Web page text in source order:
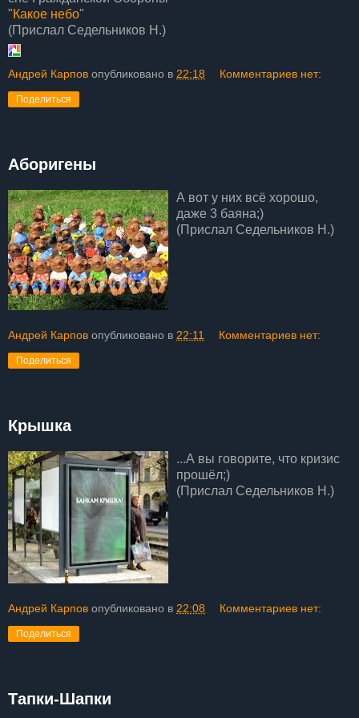
"Какое небо"
(Прислал Седельников Н.)
Андрей Карпов опубликовано в 22:18 Комментариев нет:
Поделиться
Аборигены
А вот у них всё хорошо,
даже 3 баяна;)
(Прислал Седельников Н.)
Андрей Карпов опубликовано в 22:11 Комментариев нет:
Поделиться
Крышка
...А вы говорите, что кризис
прошёл;)
(Прислал Седельников Н.)
Андрей Карпов опубликовано в 22:08 Комментариев нет:
Поделиться
Тапки-Шапки